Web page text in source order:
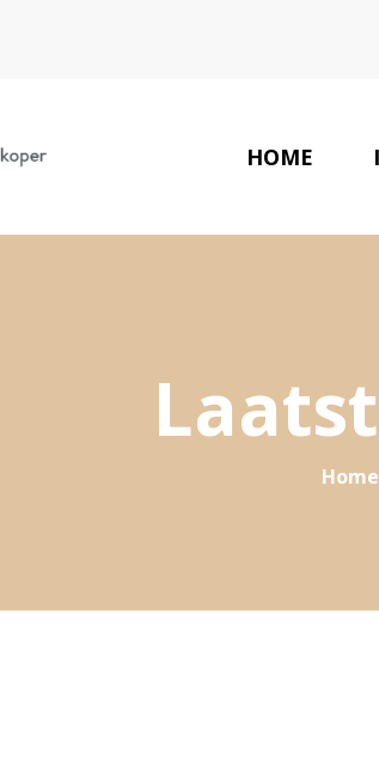
HOME
Home